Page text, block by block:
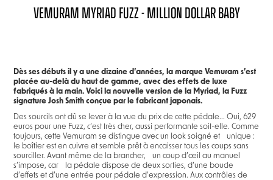
VEMURAM MYRIAD FUZZ - MILLION DOLLAR BABY
Dès ses débuts il y a une dizaine d’années, la marque Vemuram s’est
placée au-delà du haut de gamme, avec des effets de luxe
fabriqués à la main. Voici la nouvelle version de la Myriad, la Fuzz
signature Josh Smith conçue par le fabricant japonais.
Des sourcils ont dû se lever à la vue du prix de cette pédale... Oui, 629
euros pour une Fuzz, c’est très cher, aussi performante soit-elle. Comme
toujours, cette Vemuram se distingue avec un look soigné et unique :
le boîtier est en cuivre et semble prêt à encaisser tous les coups sans
sourciller. Avant même de la brancher, un coup d’œil au manuel
s’impose, car la pédale dispose de deux sorties, d’une boucle
d’effets et d’une entrée pour pédale d’expression. Aux contrôles de